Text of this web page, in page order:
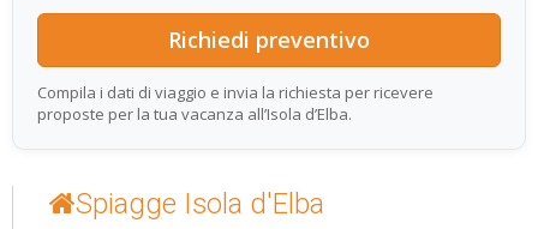
Compila i dati di viaggio e invia la richiesta per ricevere
proposte per la tua vacanza all’Isola d’Elba.
Spiagge Isola d'Elba